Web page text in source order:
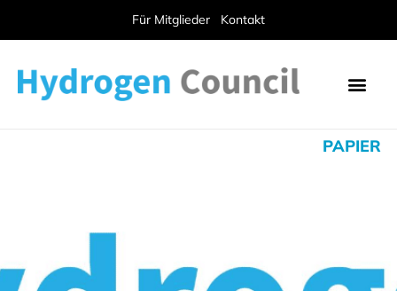
Für Mitglieder Kontakt
PAPIER